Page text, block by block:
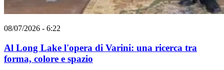
08/07/2026 - 6:22
Al Long Lake l'opera di Varini: una ricerca tra
forma, colore e spazio